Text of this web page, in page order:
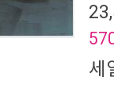
세